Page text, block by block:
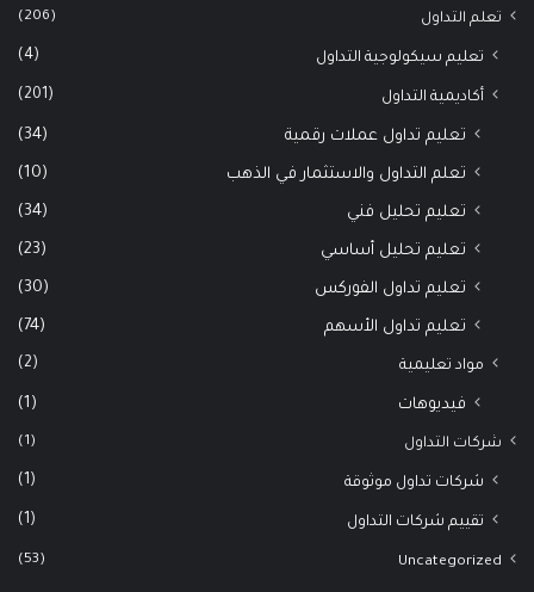
تعلم التداول (206)
تعليم سيكولوجية التداول (4)
أكاديمية التداول (201)
تعليم تداول عملات رقمية (34)
تعلم التداول والاستثمار في الذهب (10)
تعليم تحليل فني (34)
تعليم تحليل أساسي (23)
تعليم تداول الفوركس (30)
تعليم تداول الأسهم (74)
مواد تعليمية (2)
فيديوهات (1)
شركات التداول (1)
شركات تداول موثوقة (1)
تقييم شركات التداول (1)
Uncategorized
(53)